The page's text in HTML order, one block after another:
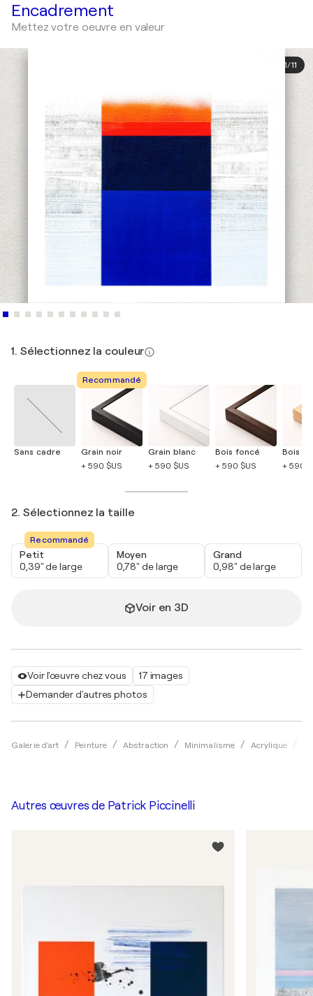
Voir l'œuvre chez vous
17 images
Demander d'autres photos
Galerie d'art Peinture Abstraction Minimalisme Acrylique
Encadrement
Mettez votre oeuvre en valeur
1/11
1. Sélectionnez la couleur
Sans cadre
Recommandé
Grain noir
+ 590 $US
Grain blanc
+ 590 $US
Bois foncé
+ 590 $US
Bois
+ 590
2. Sélectionnez la taille
Recommandé
Petit
0,39" de large
Moyen
0,78" de large
Grand
0,98" de large
Voir en 3D
Autres œuvres de Patrick Piccinelli